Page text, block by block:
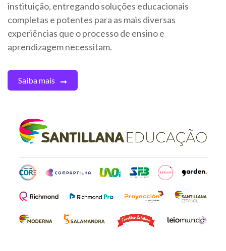
instituição, entregando soluções educacionais
completas e potentes para as mais diversas
experiências que o processo de ensino e
aprendizagem necessitam.
Saiba mais